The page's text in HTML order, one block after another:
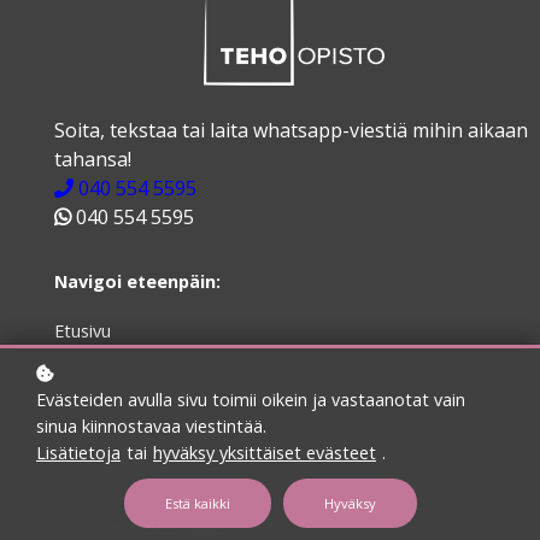
Soita, tekstaa tai laita whatsapp-viestiä mihin aikaan
tahansa!
040 554 5595
040 554 5595
Navigoi eteenpäin:
Etusivu
Ota yhteyttä
Peruutus- ja toimitusehdot
Tietosuojaseloste
Löydä meidät myös:
Evästeiden avulla sivu toimii oikein ja vastaanotat vain
sinua kiinnostavaa viestintää.
Lisätietoja tai hyväksy yksittäiset evästeet .
Estä kaikki Hyväksy